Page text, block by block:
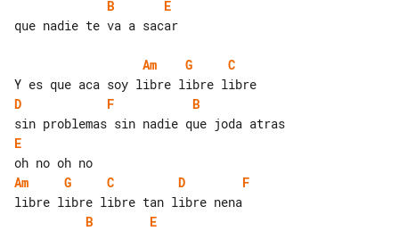
B
E
que nadie te va a sacar
Am G
C
D
F
B
E
Am
G C D
F
B
E